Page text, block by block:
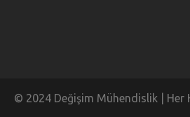
© 2024 Değişim Mühendislik | Her